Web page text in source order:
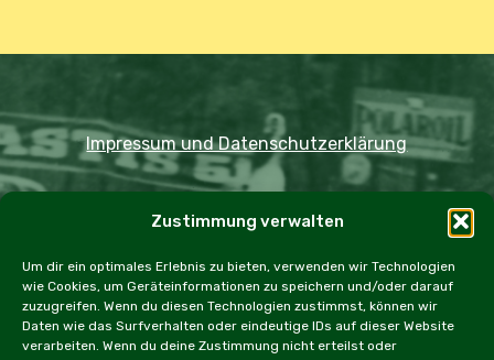
Zustimmung verwalten
Um dir ein optimales Erlebnis zu bieten, verwenden wir Technologien
wie Cookies, um Geräteinformationen zu speichern und/oder darauf
zuzugreifen. Wenn du diesen Technologien zustimmst, können wir
Daten wie das Surfverhalten oder eindeutige IDs auf dieser Website
verarbeiten. Wenn du deine Zustimmung nicht erteilst oder
Impressum und Datenschutzerklärung
Home Ausfahrten Rallye
Events
Messen
Workshops Cookie Policy (EU)